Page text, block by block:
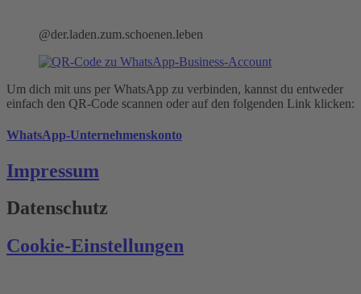
@der.laden.zum.schoenen.leben
Um dich mit uns per WhatsApp zu verbinden, kannst du entweder
einfach den QR-Code scannen oder auf den folgenden Link klicken:
WhatsApp-Unternehmenskonto
Impressum
Datenschutz
Cookie-Einstellungen